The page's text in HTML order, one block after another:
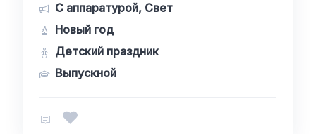
С аппаратурой, Свет
Новый год
Детский праздник
Выпускной